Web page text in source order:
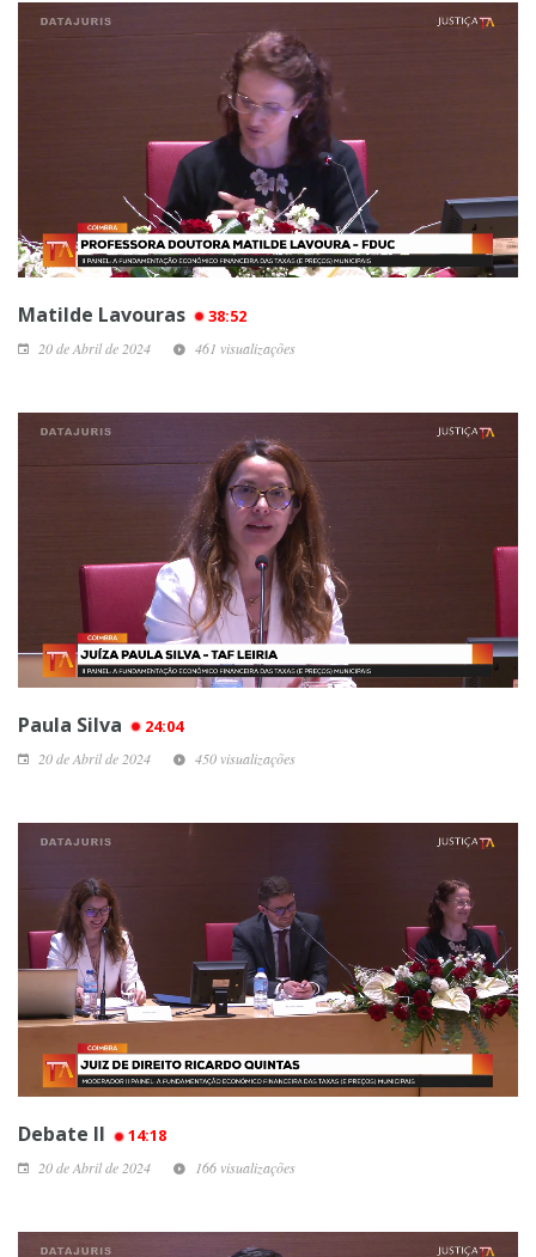
Matilde Lavouras 38:52
20 de Abril de 2024 461 visualizações
Paula Silva 24:04
20 de Abril de 2024 450 visualizações
Debate II 14:18
20 de Abril de 2024 166 visualizações